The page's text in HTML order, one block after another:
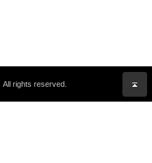
All rights reserved.